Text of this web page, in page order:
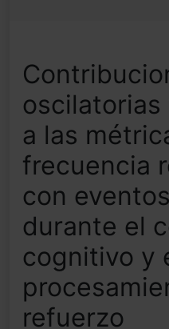
a las
frecuencia
con
durante el
cognitivo y
refuerzo